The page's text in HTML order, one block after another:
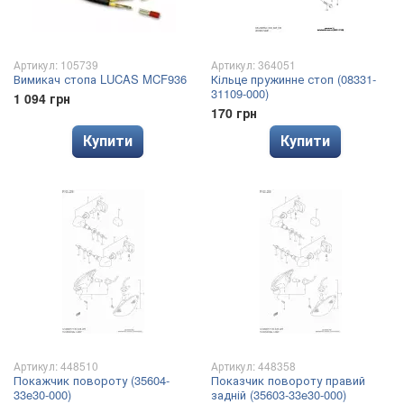
Артикул: 105739
Вимикач стопа LUCAS MCF936
1 094 грн
Купити
Артикул: 364051
Кільце пружинне стоп (08331-
31109-000)
170 грн
Купити
Артикул: 448510
Покажчик повороту (35604-
33e30-000)
Артикул: 448358
Показчик повороту правий
задній (35603-33e30-000)